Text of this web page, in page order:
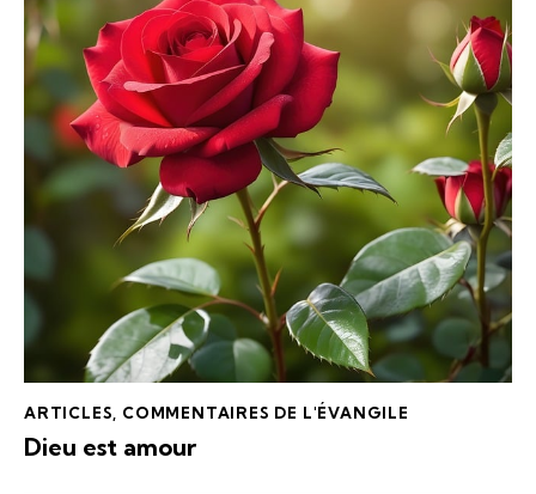
ARTICLES COMMENTAIRES DE L'ÉVANGILE
Dieu est amour